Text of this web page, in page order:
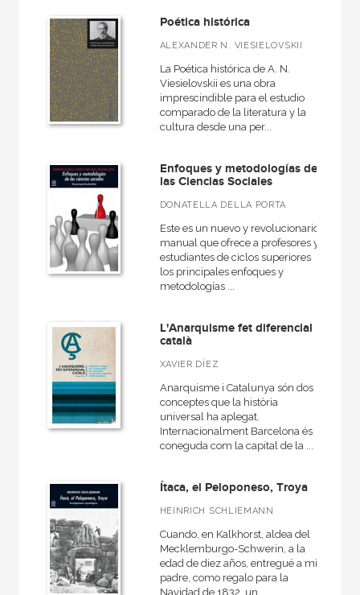
Poética histórica
ALEXANDER N. VIESIELOVSKII
La Poética histórica de A. N.
Viesielovskii es una obra
imprescindible para el estudio
comparado de la literatura y la
cultura desde una per...
Enfoques y metodologías de
las Ciencias Sociales
DONATELLA DELLA PORTA
Este es un nuevo y revolucionario
manual que ofrece a profesores y
estudiantes de ciclos superiores
los principales enfoques y
metodologías ...
L'Anarquisme fet diferencial
català
XAVIER DÍEZ
Anarquisme i Catalunya són dos
conceptes que la història
universal ha aplegat.
Internacionalment Barcelona és
coneguda com la capital de la ...
Ítaca, el Peloponeso, Troya
HEINRICH SCHLIEMANN
Cuando, en Kalkhorst, aldea del
Mecklemburgo-Schwerin, a la
edad de diez años, entregué a mi
padre, como regalo para la
Navidad de 1832, un ...